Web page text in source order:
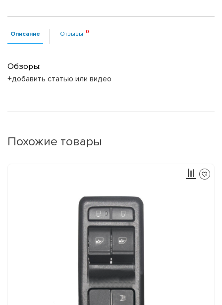
Описание Отзывы
Обзоры:
+добавить статью или видео
Похожие товары